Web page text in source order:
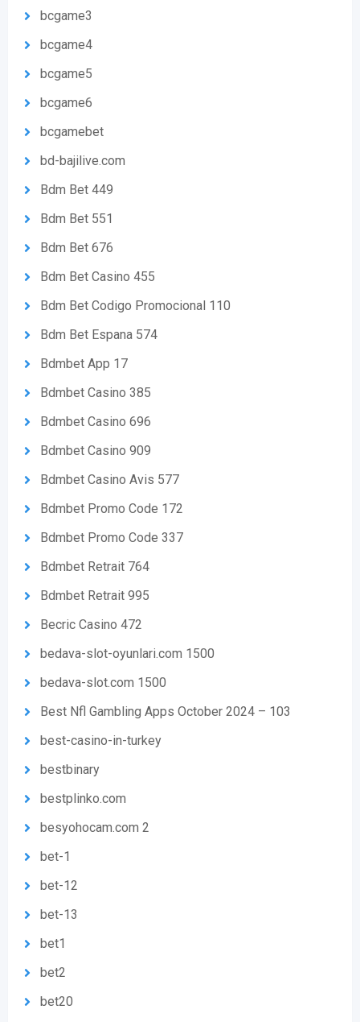
bcgame3
bcgame4
bcgame5
bcgame6
bcgamebet
bd-bajilive.com
Bdm Bet 449
Bdm Bet 551
Bdm Bet 676
Bdm Bet Casino 455
Bdm Bet Codigo Promocional 110
Bdm Bet Espana 574
Bdmbet App 17
Bdmbet Casino 385
Bdmbet Casino 696
Bdmbet Casino 909
Bdmbet Casino Avis 577
Bdmbet Promo Code 172
Bdmbet Promo Code 337
Bdmbet Retrait 764
Bdmbet Retrait 995
Becric Casino 472
bedava-slot-oyunlari.com 1500
bedava-slot.com 1500
Best Nfl Gambling Apps October 2024 – 103
best-casino-in-turkey
bestbinary
bestplinko.com
besyohocam.com 2
bet-1
bet-12
bet-13
bet1
bet2
bet20